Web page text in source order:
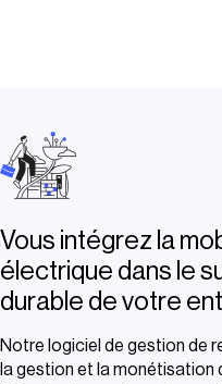
Vous intégrez la
électrique dans le
durable de votre
Notre logiciel de gestion de
la gestion et la monétisation